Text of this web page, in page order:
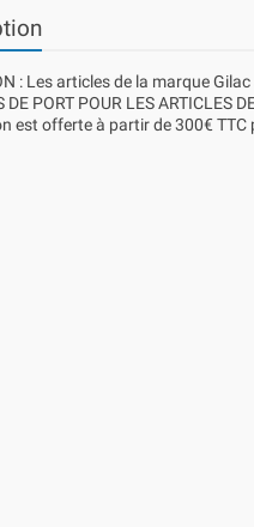
: Les articles de la marque
DE PORT POUR LES ARTICLES
est offerte à partir de 300€ TTC